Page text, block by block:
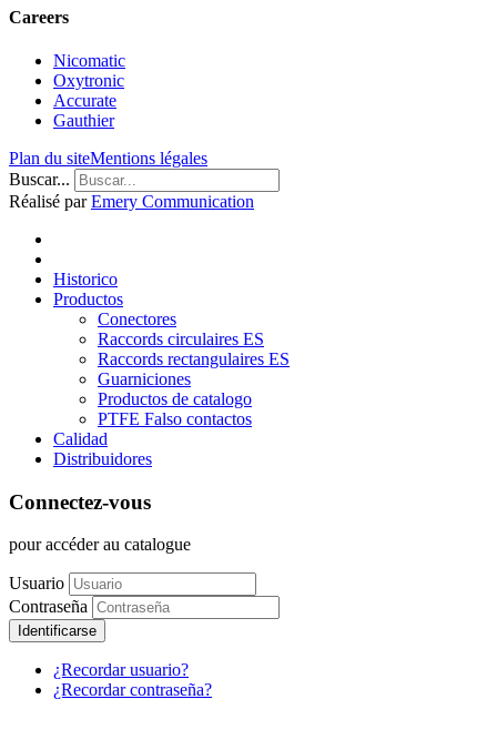
Careers
Nicomatic
Oxytronic
Accurate
Gauthier
Plan du siteMentions légales
Buscar...
Réalisé parEmery Communication
Historico
Productos
Conectores
Raccords circulaires ES
Raccords rectangulaires ES
Guarniciones
Productos de catalogo
PTFE Falso contactos
Calidad
Distribuidores
Connectez-vous
pour accéder au catalogue
Usuario
Contraseña
Identificarse
¿Recordar usuario?
¿Recordar contraseña?